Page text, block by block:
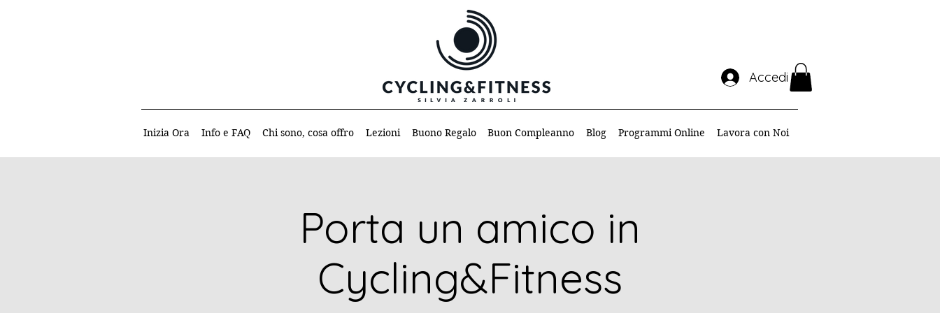
Accedi
Inizia Ora Info e FAQ Chi sono, cosa offro Lezioni Buono Regalo Buon Compleanno Blog Programmi Online Lavora con Noi
Porta un amico in
Cycling&Fitness